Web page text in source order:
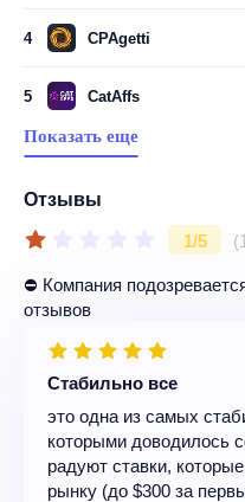
4 CPAgetti
5 CatAffs
Показать еще
Отзывы
1/5
⛔ Компания
отзывов
Стабильно все
это одна из самых
которыми доводилось
радуют ставки,
рынку (до $300 за